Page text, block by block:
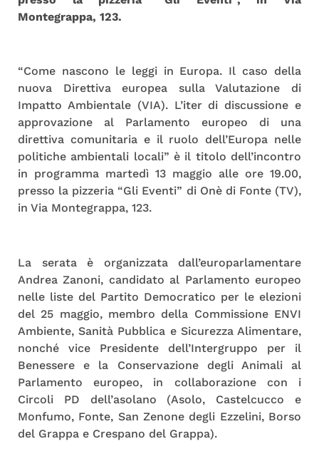
Montegrappa, 123.
“Come nascono le leggi in Europa. Il caso della
nuova Direttiva europea sulla Valutazione di
Impatto Ambientale (VIA). L’iter di discussione e
approvazione al Parlamento europeo di una
direttiva comunitaria e il ruolo dell’Europa nelle
politiche ambientali locali” è il titolo dell’incontro
in programma martedì 13 maggio alle ore 19.00,
presso la pizzeria “Gli Eventi” di Onè di Fonte (TV),
in Via Montegrappa, 123.
La serata è organizzata dall’europarlamentare
Andrea Zanoni, candidato al Parlamento europeo
nelle liste del Partito Democratico per le elezioni
del 25 maggio, membro della Commissione ENVI
Ambiente, Sanità Pubblica e Sicurezza Alimentare,
nonché vice Presidente dell’Intergruppo per il
Benessere e la Conservazione degli Animali al
Parlamento europeo, in collaborazione con i
Circoli PD dell’asolano (Asolo, Castelcucco e
Monfumo, Fonte, San Zenone degli Ezzelini, Borso
del Grappa e Crespano del Grappa).